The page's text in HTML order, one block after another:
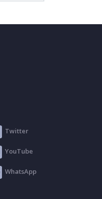
Twitter
YouTube
WhatsApp